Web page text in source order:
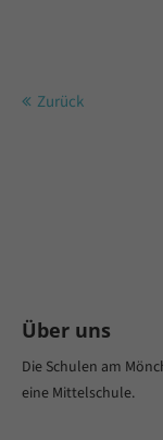
Zurück
Über uns
Die Schulen am
eine Mittelschule.